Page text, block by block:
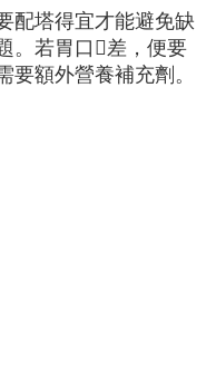
配塔得宜才能避免缺
。若胃口差，便要
要額外營養補充劑。